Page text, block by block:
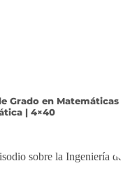
Grado en Matemáticas
| 4×40